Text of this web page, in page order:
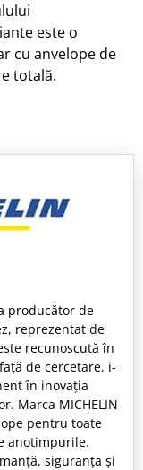
este o
cu anvelope de
totală.
producător de
reprezentat de
recunoscută în
de cercetare, i-
în inovația
Marca MICHELIN
pentru toate
anotimpurile.
siguranța și